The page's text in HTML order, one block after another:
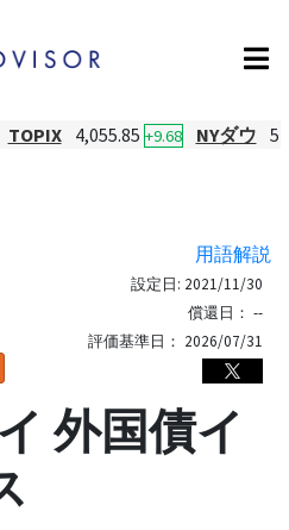
TOPIX 4,055.85 +9.68 NYダウ
用語解説
設定日: 2021/11/30
償還日： --
評価基準日： 2026/07/31
外国債イ